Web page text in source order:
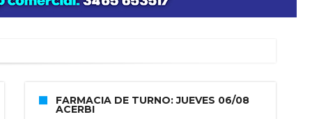
FARMACIA DE TURNO: JUEVES 06/08
ACERBI